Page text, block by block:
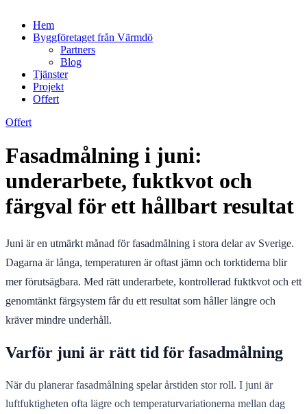
Hem
Byggföretaget från Värmdö
Partners
Blog
Tjänster
Projekt
Offert
Offert
Fasadmålning i juni:
underarbete, fuktkvot och
färgval för ett hållbart resultat
Juni är en utmärkt månad för fasadmålning i stora delar av Sverige.
Dagarna är långa, temperaturen är oftast jämn och torktiderna blir
mer förutsägbara. Med rätt underarbete, kontrollerad fuktkvot och ett
genomtänkt färgsystem får du ett resultat som håller längre och
kräver mindre underhåll.
Varför juni är rätt tid för fasadmålning
När du planerar fasadmålning spelar årstiden stor roll. I juni är
luftfuktigheten ofta lägre och temperaturvariationerna mellan dag